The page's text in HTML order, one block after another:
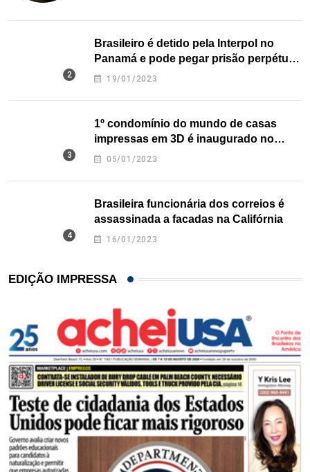
Brasileiro é detido pela Interpol no
Panamá e pode pegar prisão perpétua
nos EUA
19/01/2023
1º condomínio do mundo de casas
impressas em 3D é inaugurado no
Texas
05/01/2023
Brasileira funcionária dos correios é
assassinada a facadas na Califórnia
16/01/2023
EDIÇÃO IMPRESSA